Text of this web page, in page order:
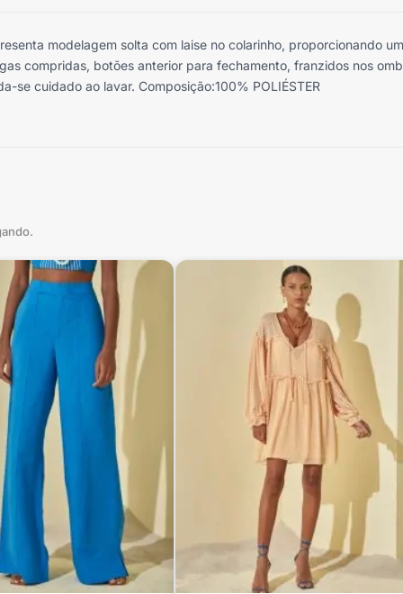
modelagem solta com laise no colarinho, proporcionando
compridas, botões anterior para fechamento, franzidos nos
se cuidado ao lavar. Composição:100% POLIÉSTER